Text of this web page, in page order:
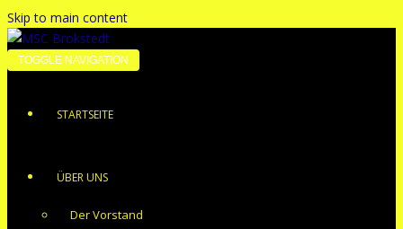
Skip to main content
TOGGLE NAVIGATION
STARTSEITE
ÜBER UNS
Der Vorstand